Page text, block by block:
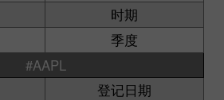
时期
季度
#AAPL
登记日期